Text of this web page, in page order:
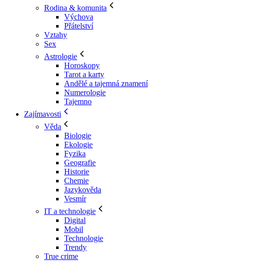
Rodina & komunita
Výchova
Přátelství
Vztahy
Sex
Astrologie
Horoskopy
Tarot a karty
Andělé a tajemná znamení
Numerologie
Tajemno
Zajímavosti
Věda
Biologie
Ekologie
Fyzika
Geografie
Historie
Chemie
Jazykověda
Vesmír
IT a technologie
Digital
Mobil
Technologie
Trendy
True crime